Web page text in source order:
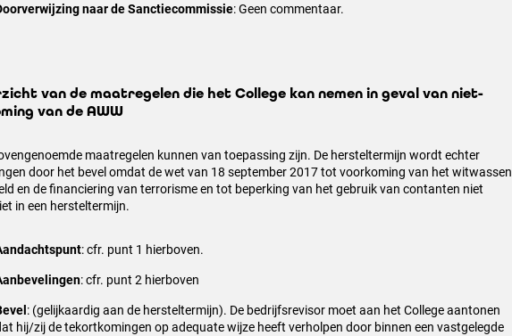
naar de Sanctiecommissie: Geen commentaar.
van de maatregelen die het College kan nemen in geval van niet-
van de AWW
maatregelen kunnen van toepassing zijn. De hersteltermijn wordt echter
door het bevel omdat de wet van 18 september 2017 tot voorkoming van het witwassen
en de financiering van terrorisme en tot beperking van het gebruik van contanten niet
in een hersteltermijn.
: cfr. punt 1 hierboven.
: cfr. punt 2 hierboven
: (gelijkaardig aan de hersteltermijn). De bedrijfsrevisor moet aan het College aantonen
hij/zij de tekortkomingen op adequate wijze heeft verholpen door binnen een vastgelegde